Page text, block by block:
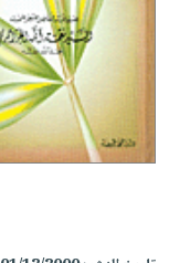
إختياراتنا
كتب
أكاديمية
صندوق
القراءة
iKitab
حدود
أسئلة
يتكرر
iKitab
أسئلة
يتكرر
طرحها
تحميل
masmu3
على
المواضيع
الأكثر
مبيعاً
إختياراتنا
وسائل
تعليمية
الصحة
والعناية
الشخصية
جديد
أجهزة